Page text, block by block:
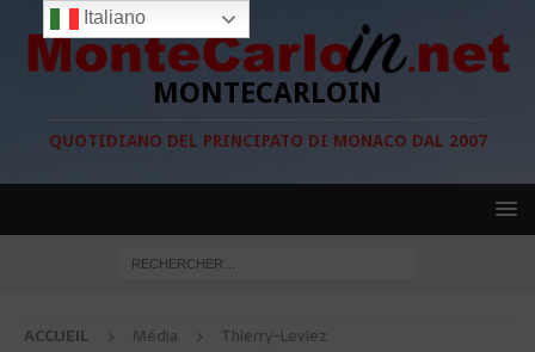
MONTECARLOIN
QUOTIDIANO DEL PRINCIPATO DI MONACO DAL 2007
ACCUEIL Média Thierry-Leviez
Italiano